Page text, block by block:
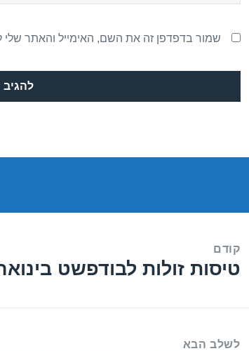
שמור בדפדפן זה את השם, האימייל והאתר
קודם
הפוסט
טיסות זולות לבודפשט בינואר 12/01/
לשלב הבא